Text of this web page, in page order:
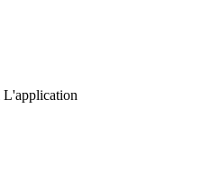
L'application